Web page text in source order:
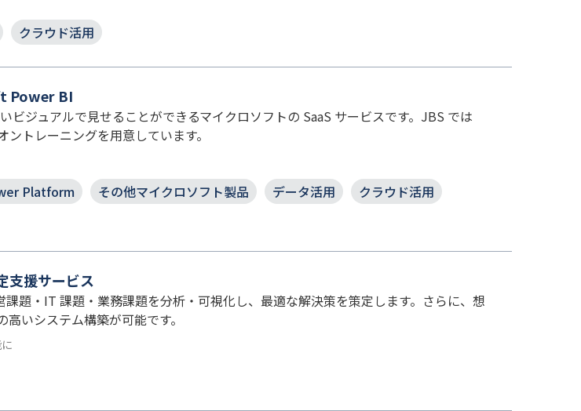
クラウド活用
Power BI
ジュアルで見せることができるマイクロソフトの SaaS サービスです。JBS では
トレーニングを用意しています。
Platform その他マイクロソフト製品 データ活用
クラウド活用
支援サービス
題・IT 課題・業務課題を分析・可視化し、最適な解決策を策定します。さらに、想
いシステム構築が可能です。